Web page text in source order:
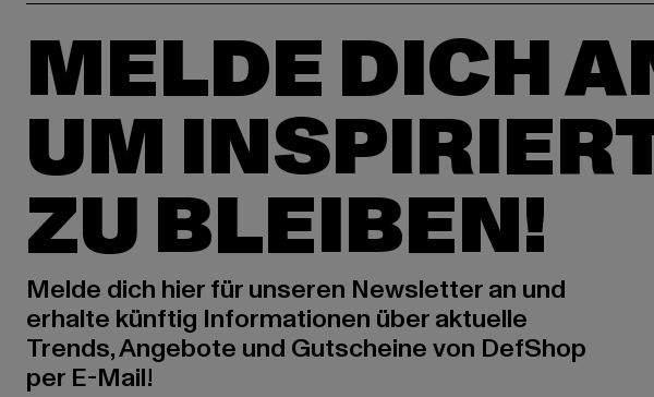
MELDE DICH
UM
ZU BLEIBEN!
Melde dich hier für unseren Newsletter an und
erhalte künftig Informationen über aktuelle
Trends, Angebote und Gutscheine von DefShop
per E-Mail!